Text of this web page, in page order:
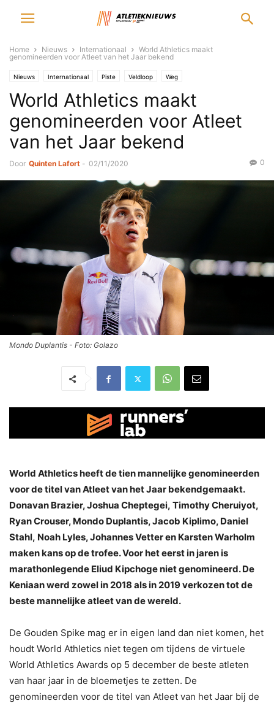
Home Nieuws Internationaal
World Athletics maakt
genomineerden voor Atleet van het Jaar bekend
Nieuws Internationaal Piste Veldloop Weg
World Athletics maakt
genomineerden voor Atleet
van het Jaar bekend
Door Quinten Lafort - 02/11/2020 0
Mondo Duplantis - Foto: Golazo
World Athletics heeft de tien mannelijke genomineerden
voor de titel van Atleet van het Jaar bekendgemaakt.
Donavan Brazier, Joshua Cheptegei, Timothy Cheruiyot,
Ryan Crouser, Mondo Duplantis, Jacob Kiplimo, Daniel
Stahl, Noah Lyles, Johannes Vetter en Karsten Warholm
maken kans op de trofee. Voor het eerst in jaren is
marathonlegende Eliud Kipchoge niet genomineerd. De
Keniaan werd zowel in 2018 als in 2019 verkozen tot de
beste mannelijke atleet van de wereld.
De Gouden Spike mag er in eigen land dan niet komen, het
houdt World Athletics niet tegen om tijdens de virtuele
World Athletics Awards op 5 december de beste atleten
van haar jaar in de bloemetjes te zetten. De
genomineerden voor de titel van Atleet van het Jaar bij de